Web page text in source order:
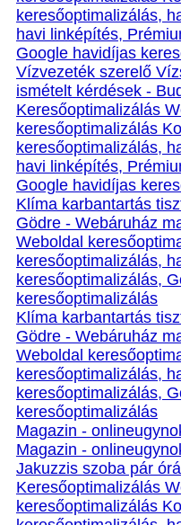
keresőoptimalizálás,
havi linképítés,
Google havidíjas
Vízvezeték szerelő
ismételt kérdések -
Keresőoptimalizálás
keresőoptimalizálás
keresőoptimalizálás,
havi linképítés,
Google havidíjas
Klíma karbantartás
Gödre - Webáruház
Weboldal
keresőoptimalizálás,
keresőoptimalizálás,
keresőoptimalizálás
Klíma karbantartás
Gödre - Webáruház
Weboldal
keresőoptimalizálás,
keresőoptimalizálás,
keresőoptimalizálás
Magazin -
Magazin -
Jakuzzis szoba pár
Keresőoptimalizálás
keresőoptimalizálás